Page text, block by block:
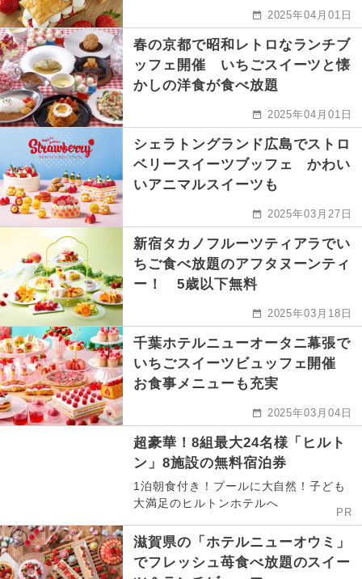
2025年04月01日
春の京都で昭和レトロなランチブ
ッフェ開催 いちごスイーツと懐
かしの洋食が食べ放題
2025年04月01日
シェラトングランド広島でストロ
ベリースイーツブッフェ かわい
いアニマルスイーツも
2025年03月27日
新宿タカノフルーツティアラでい
ちご食べ放題のアフタヌーンティ
ー！ 5歳以下無料
2025年03月18日
千葉ホテルニューオータニ幕張で
いちごスイーツビュッフェ開催
お食事メニューも充実
2025年03月04日
超豪華！8組最大24名様「ヒルト
ン」8施設の無料宿泊券
1泊朝食付き！プールに大自然！子ども
大満足のヒルトンホテルへ
PR
滋賀県の「ホテルニューオウミ」
でフレッシュ苺食べ放題のスイー